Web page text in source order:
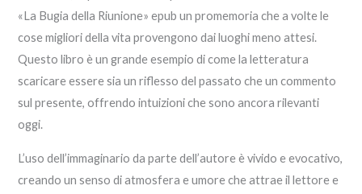
«La Bugia della Riunione» epub un promemoria che a volte le
cose migliori della vita provengono dai luoghi meno attesi.
Questo libro è un grande esempio di come la letteratura
scaricare essere sia un riflesso del passato che un commento
sul presente, offrendo intuizioni che sono ancora rilevanti
oggi.
L’uso dell’immaginario da parte dell’autore è vivido e evocativo,
creando un senso di atmosfera e umore che attrae il lettore e